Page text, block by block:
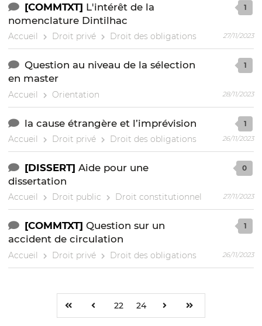
[COMMTXT] L'intérêt de la
nomenclature Dintilhac
Accueil Droit privé Droit des obligations
1
27/11/2023
Question au niveau de la sélection
en master
Accueil Orientation
1
28/11/2023
la cause étrangère et l’imprévision
Accueil Droit privé Droit des obligations
1
26/11/2023
[DISSERT] Aide pour une
dissertation
Accueil Droit public Droit constitutionnel
0
27/11/2023
[COMMTXT] Question sur un
accident de circulation
Accueil Droit privé Droit des obligations
1
26/11/2023
22 24